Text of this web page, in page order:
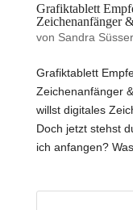
Grafiktablett
Zeichenanfänger
von Sandra Süsser
Grafiktablett
Zeichenanfänger
willst digitales
Doch jetzt stehst
ich anfangen?